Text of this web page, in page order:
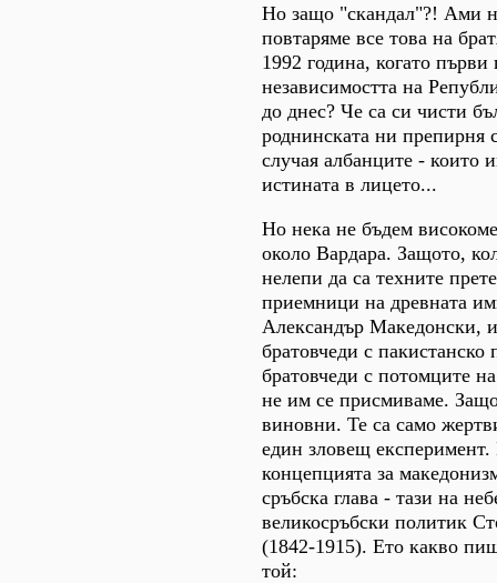
Но защо "скандал"?! Ами
повтаряме все това на
1992 година, когато първи
независимостта на
до днес? Че са си чисти
роднинската ни препирня
случая албанците - които
истината в лицето...
Но нека не бъдем
около Вардара. Защото,
нелепи да са техните
приемници на древната
Александър Македонски,
братовчеди с пакистанско
братовчеди с потомците
не им се присмиваме.
виновни. Те са само
един зловещ
концепцията за
сръбска глава - тази на
великосръбски политик
(1842-1915). Ето какво
той: